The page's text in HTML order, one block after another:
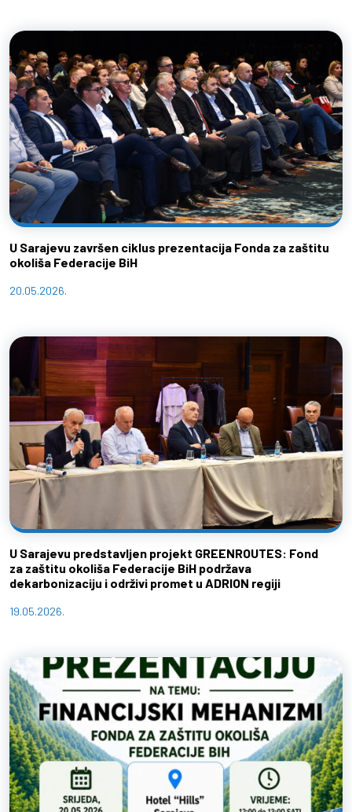
U Sarajevu završen ciklus prezentacija Fonda za zaštitu
okoliša Federacije BiH
20.05.2026.
U Sarajevu predstavljen projekt GREENROUTES: Fond
za zaštitu okoliša Federacije BiH podržava
dekarbonizaciju i održivi promet u ADRION regiji
19.05.2026.